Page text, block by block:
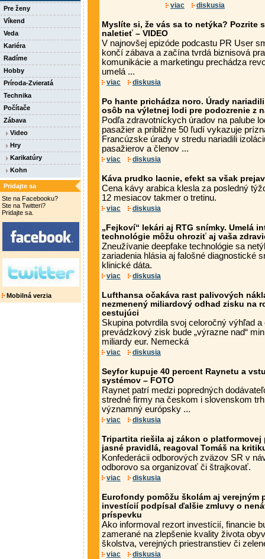
Pre ženy
Víkend
Veda
Kariéra
Radíme
Hobby
Príroda-Zvieratá
Technika
Počítače
Zábava
Video
Hry
Karikatúry
Kohn
Pridajte sa
Ste na Facebooku?
Ste na Twitteri?
Pridajte sa.
Mobilná verzia
viac diskusia
Myslíte si, že vás sa to netýka? Pozrite
naletieť – VIDEO
V najnovšej epizóde podcastu PR User
končí zábava a začína tvrdá biznisová
komunikácie a marketingu prechádza
umelá ...
viac diskusia
Po hante prichádza noro. Úrady
osôb na výletnej lodi pre podozrenie z
Podľa zdravotníckych úradov na palube
pasažier a približne 50 ľudí vykazuje
Francúzske úrady v stredu nariadili
pasažierov a členov ...
viac diskusia
Káva prudko lacnie, efekt sa však
Cena kávy arabica klesla za posledný
12 mesiacov takmer o tretinu.
viac diskusia
„Fejkoví“ lekári aj RTG snímky. Umelá
technológie môžu ohroziť aj vaša
Zneužívanie deepfake technológie sa
zariadenia hlásia aj falošné diagnostické
klinické dáta.
viac diskusia
Lufthansa očakáva rast palivových
nezmenený miliardový odhad zisku na
cestujúci
Skupina potvrdila svoj celoročný výhľad a
prevádzkový zisk bude „výrazne nad“
miliardy eur. Nemecká
viac diskusia
Seyfor kupuje 40 percent Raynetu a
systémov – FOTO
Raynet patrí medzi popredných
stredné firmy na českom i slovenskom
významný európsky ...
viac diskusia
Tripartita riešila aj zákon o platformovej
jasné pravidlá, reagoval Tomáš na
Konfederácii odborových zväzov SR v
odborovo sa organizovať či štrajkovať.
viac diskusia
Eurofondy pomôžu školám aj verejným
investícií podpísal ďalšie zmluvy o
príspevku
Ako informoval rezort investícií, financie
zamerané na zlepšenie kvality života
školstva, verejných priestranstiev či
viac diskusia